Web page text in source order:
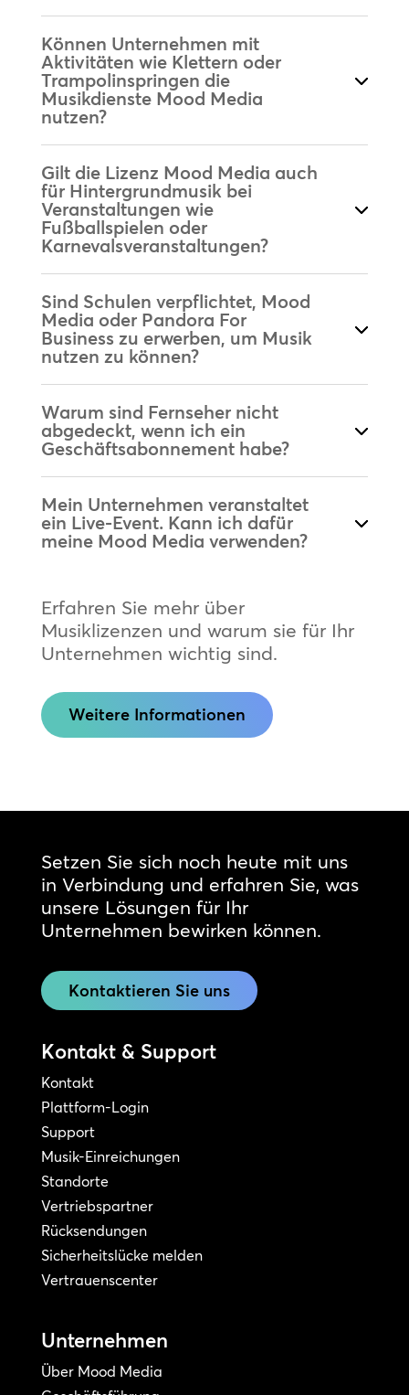
Können Unternehmen mit
Aktivitäten wie Klettern oder
Trampolinspringen die
Musikdienste Mood Media
nutzen?
Gilt die Lizenz Mood Media auch
für Hintergrundmusik bei
Veranstaltungen wie
Fußballspielen oder
Karnevalsveranstaltungen?
Sind Schulen verpflichtet, Mood
Media oder Pandora For
Business zu erwerben, um Musik
nutzen zu können?
Warum sind Fernseher nicht
abgedeckt, wenn ich ein
Geschäftsabonnement habe?
Mein Unternehmen veranstaltet
ein Live-Event. Kann ich dafür
meine Mood Media verwenden?
Erfahren Sie mehr über
Musiklizenzen und warum sie für Ihr
Unternehmen wichtig sind.
Weitere Informationen
Setzen Sie sich noch heute mit uns
in Verbindung und erfahren Sie, was
unsere Lösungen für Ihr
Unternehmen bewirken können.
Kontaktieren Sie uns
Kontakt & Support
Kontakt
Plattform-Login
Support
Musik-Einreichungen
Standorte
Vertriebspartner
Rücksendungen
Sicherheitslücke melden
Vertrauenscenter
Unternehmen
Über Mood Media